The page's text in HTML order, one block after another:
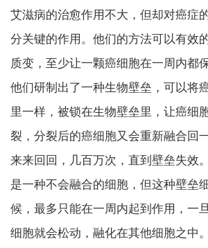
艾滋病的治愈作用不大，但却对癌症
分关键的作用。他们的方法可以有效
质变，至少让一颗癌细胞在一周内都
他们研制出了一种生物壁垒，可以将
里一样，被锁在生物壁垒里，让癌细
裂，分裂后的癌细胞又会重新融合回
来来回回，几百万次，直到壁垒失效
是一种不会融合的细胞，但这种壁垒
候，最多只能在一周内起到作用，一
细胞就会松动，融化在其他细胞之中。